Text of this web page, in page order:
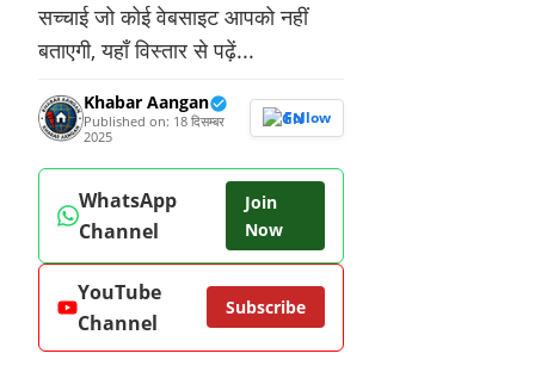
सच्चाई जो कोई वेबसाइट आपको नहीं
बताएगी, यहाँ विस्तार से पढ़ें...
Khabar Aangan
Published on: 18 दिसम्बर
2025
Follow
WhatsApp
Channel
Join
Now
YouTube
Channel
Subscribe